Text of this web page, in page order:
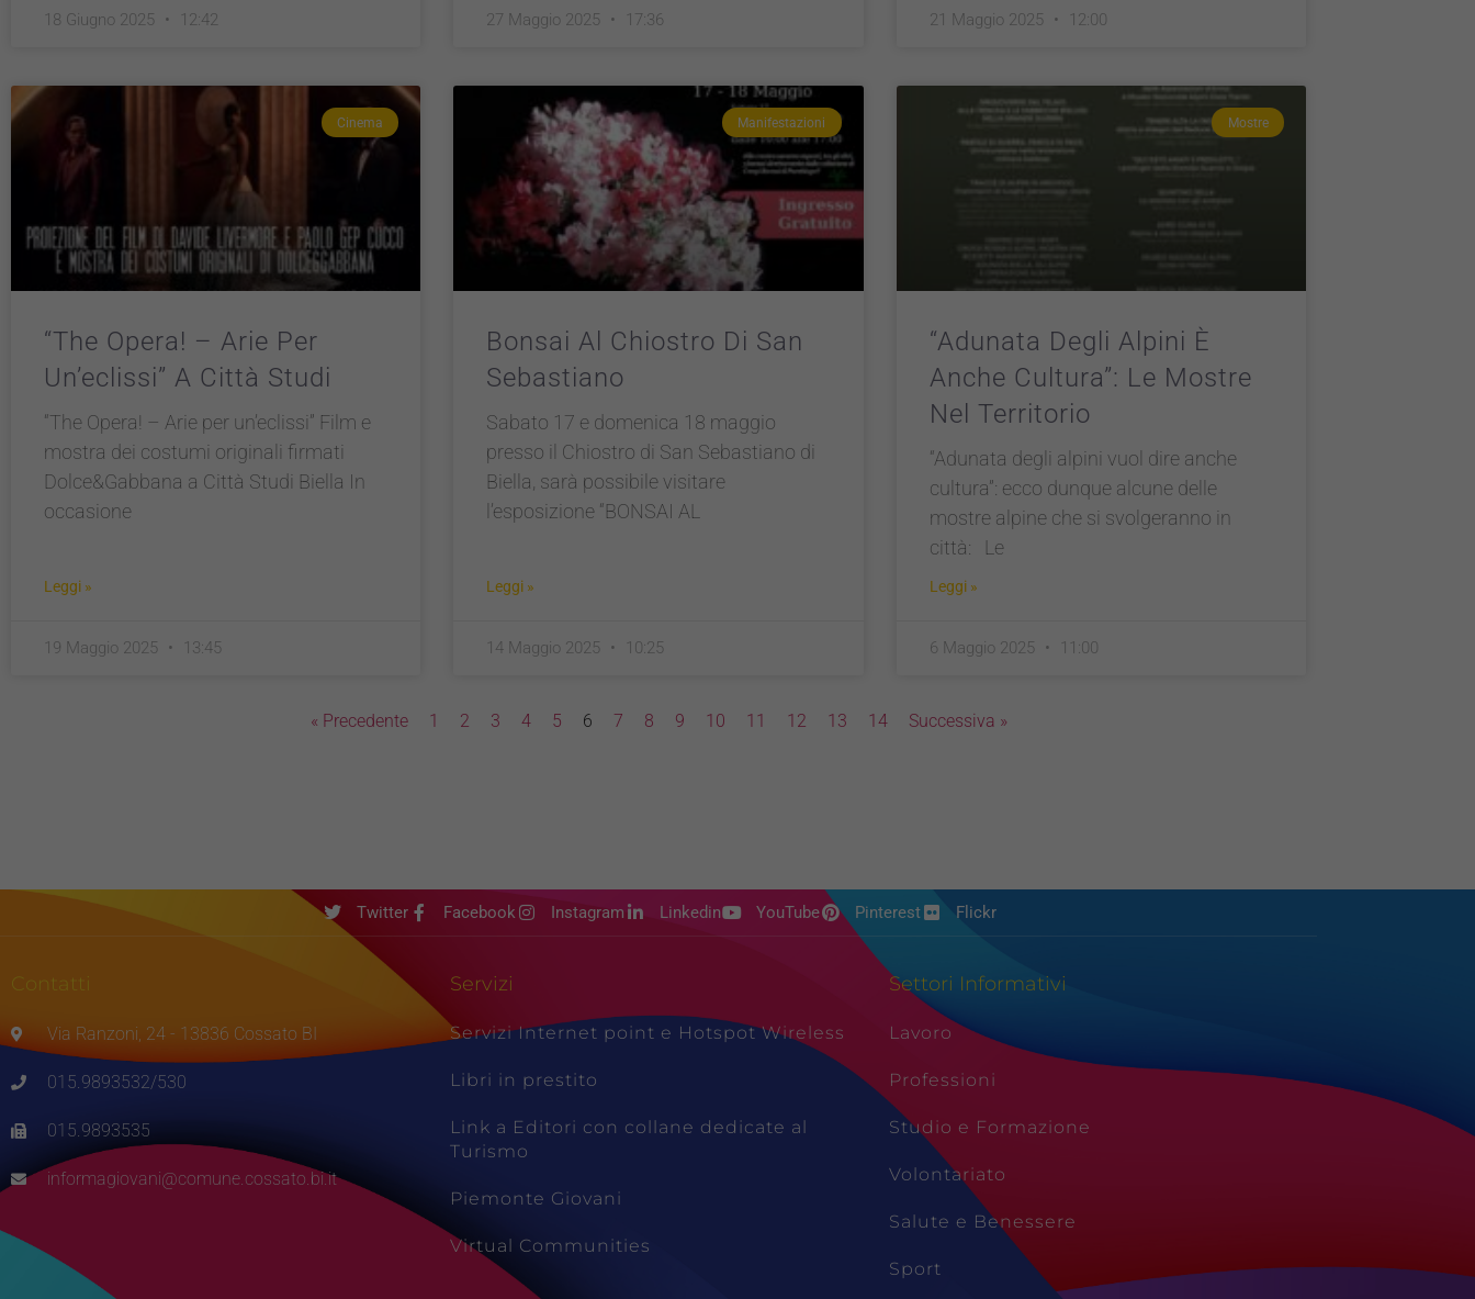
18 Giugno 2025 12:42 27 Maggio 2025 17:36 21 Maggio 2025 12:00
Cinema
“The Opera! – Arie Per
Un’eclissi” A Città Studi
“The Opera! – Arie per un’eclissi” Film e
mostra dei costumi originali firmati
Dolce&Gabbana a Città Studi Biella In
occasione
Leggi »
19 Maggio 2025 13:45
Manifestazioni
Bonsai Al Chiostro Di San
Sebastiano
Sabato 17 e domenica 18 maggio
presso il Chiostro di San Sebastiano di
Biella, sarà possibile visitare
l’esposizione “BONSAI AL
Leggi »
14 Maggio 2025 10:25
Mostre
“Adunata Degli Alpini È
Anche Cultura”: Le Mostre
Nel Territorio
“Adunata degli alpini vuol dire anche
cultura”: ecco dunque alcune delle
mostre alpine che si svolgeranno in
città: Le
Leggi »
6 Maggio 2025 11:00
« Precedente 1 2 3 4 5 6 7 8 9 10 11 12 13 14 Successiva »
Twitter Facebook Instagram Linkedin YouTube Pinterest Flickr
Contatti
Via Ranzoni, 24 - 13836 Cossato BI
015.9893532/530
015.9893535
informagiovani@comune.cossato.bi.it
Servizi
Servizi Internet point e Hotspot Wireless
Libri in prestito
Link a Editori con collane dedicate al
Turismo
Piemonte Giovani
Virtual Communities
Settori Informativi
Lavoro
Professioni
Studio e Formazione
Volontariato
Salute e Benessere
Sport